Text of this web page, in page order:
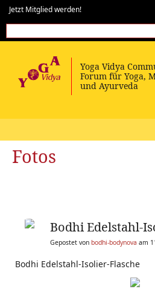
Jetzt Mitglied werden!
Fotos
Bodhi Edelstahl-
Gepostet von bodhi-bodynova am
Bodhi Edelstahl-Isolier-Flasche